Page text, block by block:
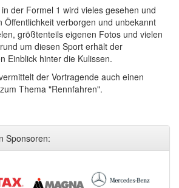
der Formel 1 wird vieles gesehen und
Öffentlichkeit verborgen und unbekannt
größtenteils eigenen Fotos und vielen
um diesen Sport erhält der
Einblick hinter die Kulissen.
der Vortragende auch einen
Thema "Rennfahren".
Sponsoren: